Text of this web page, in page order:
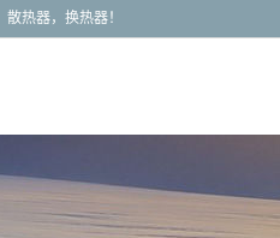
散热器， 换热器！